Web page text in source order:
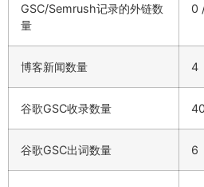
GSC/Semrush记录的外链数
量
0
博客新闻数量 4
谷歌GSC收录数量 40
谷歌GSC出词数量 6